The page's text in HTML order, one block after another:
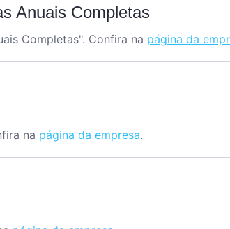
Anuais Completas
Completas". Confira na página da
na página da empresa.